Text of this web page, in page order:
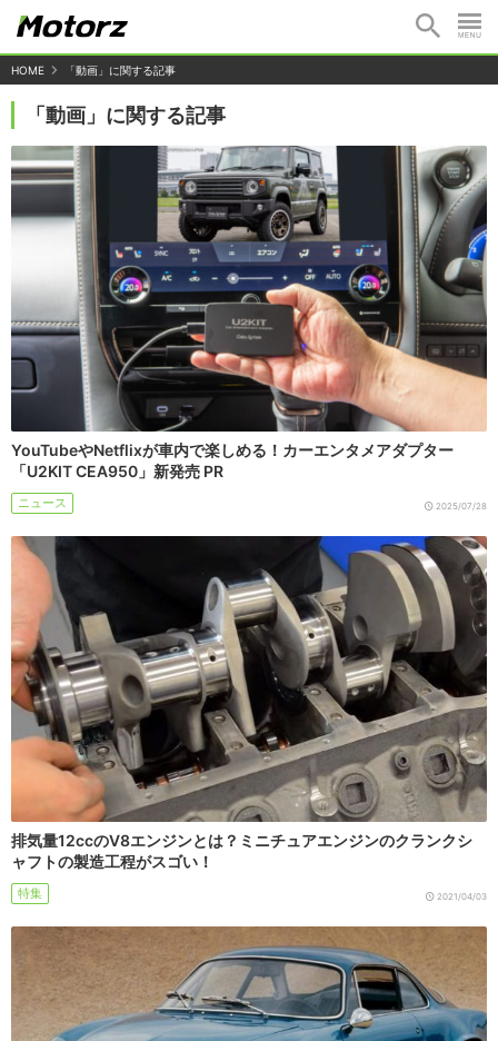
HOME 「動画」に関する記事
「動画」に関する記事
YouTubeやNetflixが車内で楽しめる！カーエンタメアダプター
「U2KIT CEA950」新発売 PR
ニュース 2025/07/28
排気量12ccのV8エンジンとは？ミニチュアエンジンのクランクシ
ャフトの製造工程がスゴい！
特集 2021/04/03